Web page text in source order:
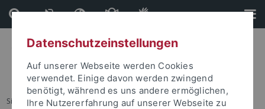
Direkt
zum
Inhalt
Direkt
zur
Fußleiste
Sie sind hier: Startseite
Datenschutzeinstellungen
Auf unserer Webseite werden Cookies
verwendet. Einige davon werden zwingend
benötigt, während es uns andere ermöglichen,
Ihre Nutzererfahrung auf unserer Webseite zu